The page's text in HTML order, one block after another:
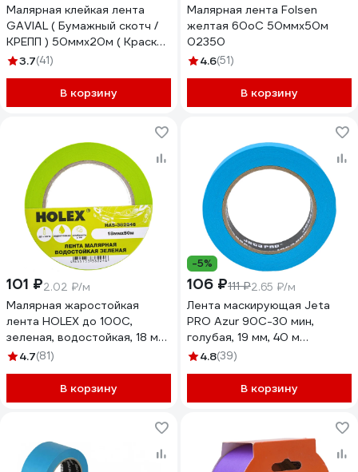
Малярная клейкая лента
GAVIAL ( Бумажный скотч /
КРЕПП ) 50ммх20м ( Краска
и защита стен ) 2164
3.7(41)
В корзину
Малярная лента Folsen
желтая 60oC 50ммx50м
02350
4.6(51)
В корзину
101 ₽2.02 ₽/м
Малярная жаростойкая
лента HOLEX до 100С,
зеленая, водостойкая, 18 мм,
50 м HAS-382246
4.7(81)
В корзину
-5%
106 ₽111 ₽2.65 ₽/м
Лента маскирующая Jeta
PRO Azur 90С-30 мин,
голубая, 19 мм, 40 м
58490/19
4.8(39)
В корзину